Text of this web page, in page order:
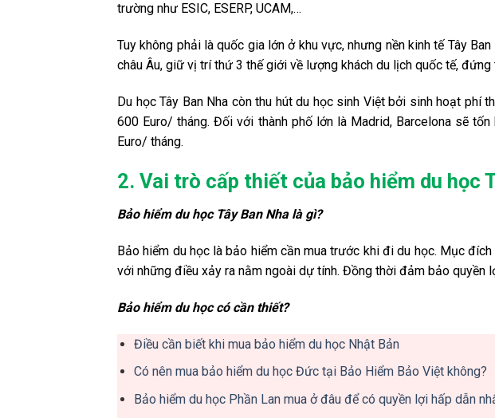
trường như ESIC, ESERP, UCAM,…
Tuy không phải là quốc gia lớn ở khu vực, nhưng nền kinh tế Tây
châu Âu, giữ vị trí thứ 3 thế giới về lượng khách du lịch quốc tế,
Du học Tây Ban Nha còn thu hút du học sinh Việt bởi sinh hoạt phí
600 Euro/ tháng. Đối với thành phố lớn là Madrid, Barcelona sẽ
Euro/ tháng.
2. Vai trò cấp thiết của bảo hiểm du học
Bảo hiểm du học Tây Ban Nha là gì?
Bảo hiểm du học là bảo hiểm cần mua trước khi đi du học. Mục
với những điều xảy ra nằm ngoài dự tính. Đồng thời đảm bảo quyền
Bảo hiểm du học có cần thiết?
Điều cần biết khi mua bảo hiểm du học Nhật Bản
Có nên mua bảo hiểm du học Đức tại Bảo Hiểm Bảo Việt không?
Bảo hiểm du học Phần Lan mua ở đâu để có quyền lợi hấp dẫn